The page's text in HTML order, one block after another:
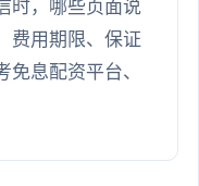
时，哪些页面说
费用期限、保证
息配资平台、